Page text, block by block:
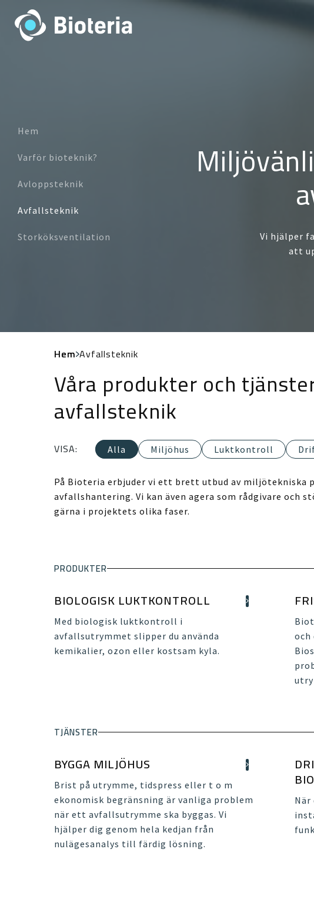
content
Hem
Varför bioteknik?
Avloppsteknik
Avfallsteknik
Storköksventilation
Vi hjälper
att
Hem Avfallsteknik
Våra produkter och
avfallsteknik
VISA: Alla Miljöhus Luktkontroll
På Bioteria erbjuder vi ett brett utbud av miljötekniska
avfallshantering. Vi kan även agera som rådgivare och
gärna i projektets olika faser.
PRODUKTER
BIOLOGISK LUKTKONTROLL
Med biologisk luktkontroll i
avfallsutrymmet slipper du använda
kemikalier, ozon eller kostsam kyla.
och
TJÄNSTER
BYGGA MILJÖHUS
Brist på utrymme, tidspress eller t o m
ekonomisk begränsning är vanliga problem
när ett avfallsutrymme ska byggas. Vi
hjälper dig genom hela kedjan från
nulägesanalys till färdig lösning.
När